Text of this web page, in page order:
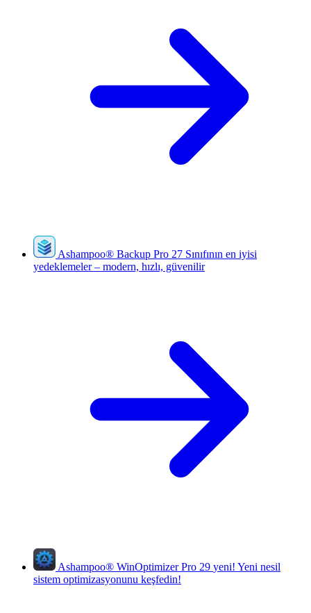
Ashampoo® Backup Pro 27 Sınıfının en iyisi
yedeklemeler – modern, hızlı, güvenilir
Ashampoo® WinOptimizer Pro 29 yeni! Yeni nesil
sistem optimizasyonunu keşfedin!